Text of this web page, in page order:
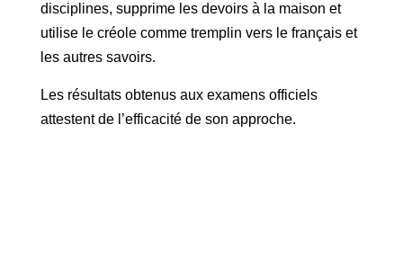
disciplines, supprime les devoirs à la maison et
utilise le créole comme tremplin vers le français et
les autres savoirs.
Les résultats obtenus aux examens officiels
attestent de l’efficacité de son approche.